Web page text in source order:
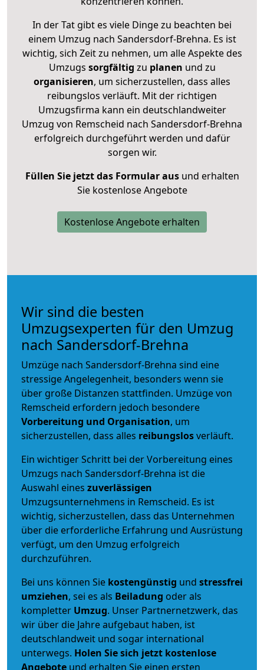
In der Tat gibt es viele Dinge zu beachten bei
einem Umzug nach Sandersdorf-Brehna. Es ist
wichtig, sich Zeit zu nehmen, um alle Aspekte des
Umzugs sorgfältig zu planen und zu
organisieren, um sicherzustellen, dass alles
reibungslos verläuft. Mit der richtigen
Umzugsfirma kann ein deutschlandweiter
Umzug von Remscheid nach Sandersdorf-Brehna
erfolgreich durchgeführt werden und dafür
sorgen wir.
Füllen Sie jetzt das Formular ausund erhalten
Sie kostenlose Angebote
Kostenlose Angebote erhalten
Wir sind die besten
Umzugsexperten für den Umzug
nach Sandersdorf-Brehna
Umzüge nach Sandersdorf-Brehna sind eine
stressige Angelegenheit, besonders wenn sie
über große Distanzen stattfinden. Umzüge von
Remscheid erfordern jedoch besondere
Vorbereitung und Organisation, um
sicherzustellen, dass alles reibungslosverläuft.
Ein wichtiger Schritt bei der Vorbereitung eines
Umzugs nach Sandersdorf-Brehna ist die
Auswahl eines zuverlässigen
Umzugsunternehmens in Remscheid. Es ist
wichtig, sicherzustellen, dass das Unternehmen
über die erforderliche Erfahrung und Ausrüstung
verfügt, um den Umzug erfolgreich
durchzuführen.
Bei uns können Sie kostengünstig und stressfrei
umziehen, sei es als Beiladung oder als
kompletter Umzug. Unser Partnernetzwerk, das
wir über die Jahre aufgebaut haben, ist
deutschlandweit und sogar international
unterwegs. Holen Sie sich jetzt kostenlose
Angebote und erhalten Sie einen ersten